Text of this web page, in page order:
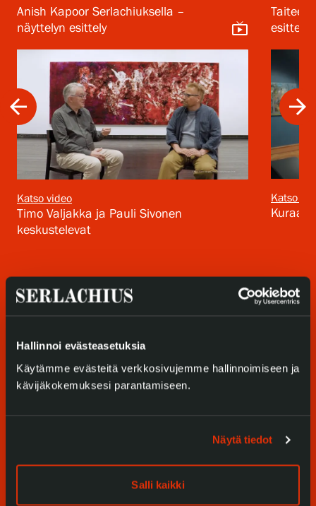
Hallinnoi evästeasetuksia
Käytämme evästeitä verkkosivujemme hallinnoimiseen ja
kävijäkokemuksesi parantamiseen.
Näytä tiedot
Salli kaikki
Vastuullisuus
Tietosuoja ja evästeet
Verkkokauppa
arrow_back arrow_forward
Anish Kapoor Serlachiuksella –
näyttelyn esittely
live_tv
Katso video
Timo Valjakka ja Pauli Sivonen
keskustelevat
Taiteen
esittely
Katso